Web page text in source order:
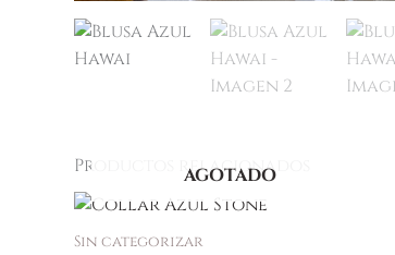
Productos relacionados
AGOTADO
Sin categorizar